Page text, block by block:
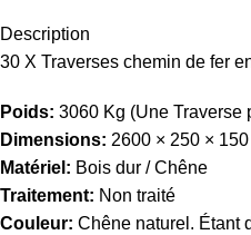
Description
30 X Traverses chemin de fer
Poids: 3060 Kg (Une Traverse
Dimensions: 2600 × 250 ×
Matériel: Bois dur / Chêne
Traitement: Non traité
Couleur: Chêne naturel. Étant